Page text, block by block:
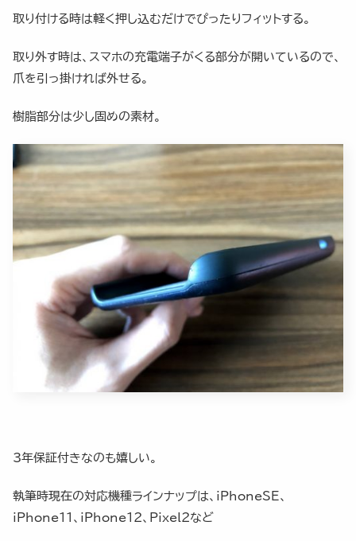
取り付ける時は軽く押し込むだけでぴったりフィットする。
取り外す時は、スマホの充電端子がくる部分が開いているので、
爪を引っ掛ければ外せる。
樹脂部分は少し固めの素材。
3年保証付きなのも嬉しい。
執筆時現在の対応機種ラインナップは、iPhoneSE、
iPhone11、iPhone12、Pixel2など